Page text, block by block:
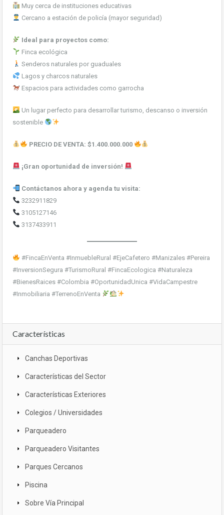
Muy cerca de instituciones educativas
Cercano a estación de policía (mayor seguridad)
Ideal para proyectos como:
Finca ecológica
Senderos naturales por guaduales
Lagos y charcos naturales
Espacios para actividades como garrocha
Un lugar perfecto para desarrollar turismo, descanso o inversión
sostenible
PRECIO DE VENTA: $1.400.000.000
¡Gran oportunidad de inversión!
Contáctanos ahora y agenda tu visita:
3232911829
3105127146
3137433911
#FincaEnVenta #InmuebleRural #EjeCafetero #Manizales #Pereira
#InversionSegura #TurismoRural #FincaEcologica #Naturaleza
#BienesRaices #Colombia #OportunidadUnica #VidaCampestre
#Inmobiliaria #TerrenoEnVenta
Características
Canchas Deportivas
Características del Sector
Características Exteriores
Colegios / Universidades
Parqueadero
Parqueadero Visitantes
Parques Cercanos
Piscina
Sobre Vía Principal